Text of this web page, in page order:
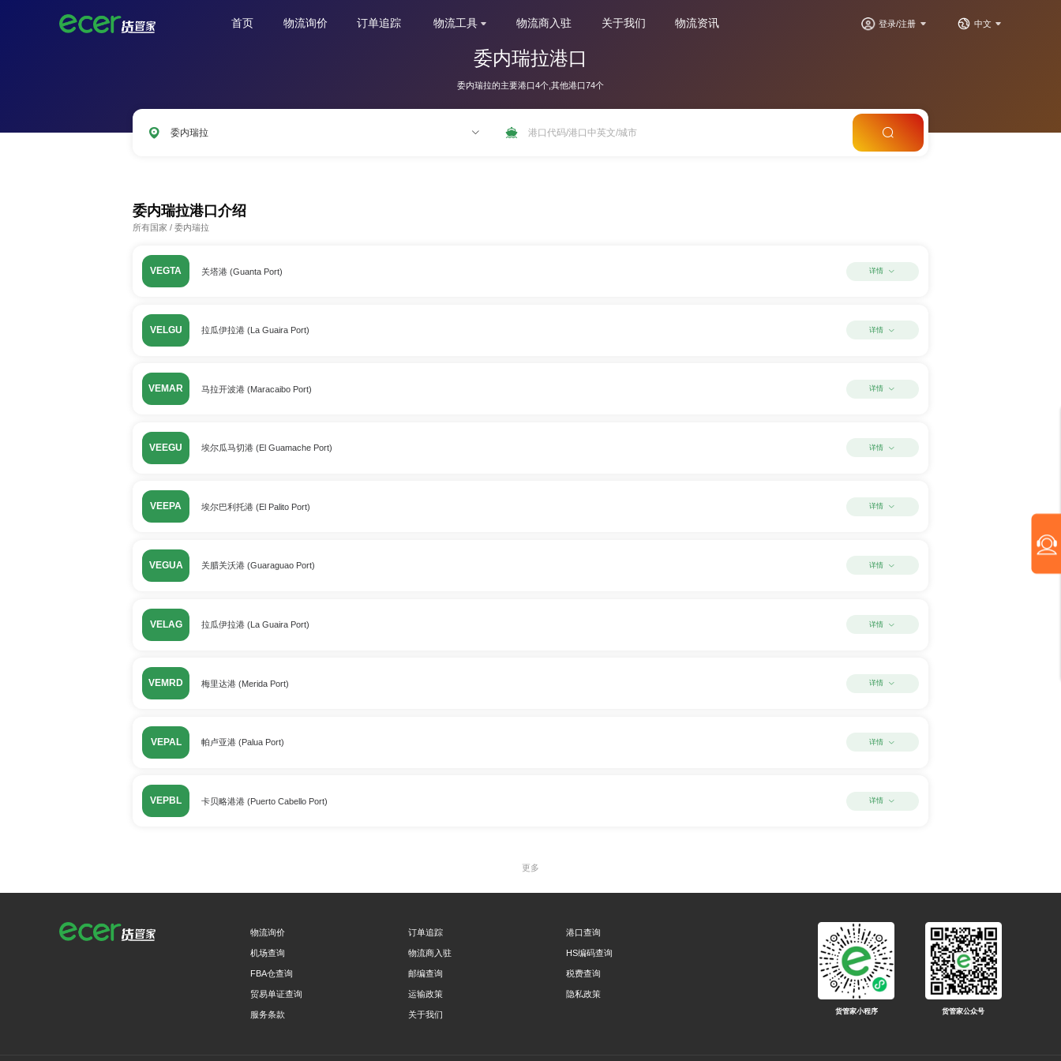
首页 物流询价 订单追踪 物流工具 物流商入驻 关于我们 物流资讯 登录/注册 中文
委内瑞拉港口
委内瑞拉的主要港口4个,其他港口74个
委内瑞拉
委内瑞拉港口介绍
所有国家 / 委内瑞拉
VEGTA 关塔港 (Guanta Port) 详情
VELGU 拉瓜伊拉港 (La Guaira Port) 详情
VEMAR 马拉开波港 (Maracaibo Port) 详情
VEEGU 埃尔瓜马切港 (El Guamache Port) 详情
VEEPA 埃尔巴利托港 (El Palito Port) 详情
VEGUA 关腊关沃港 (Guaraguao Port) 详情
VELAG 拉瓜伊拉港 (La Guaira Port) 详情
VEMRD 梅里达港 (Merida Port) 详情
VEPAL 帕卢亚港 (Palua Port) 详情
VEPBL 卡贝略港港 (Puerto Cabello Port) 详情
更多
物流询价 订单追踪 港口查询
机场查询 物流商入驻 HS编码查询
FBA仓查询 邮编查询 税费查询
贸易单证查询 运输政策 隐私政策
服务条款 关于我们 货管家小程序 货管家公众号